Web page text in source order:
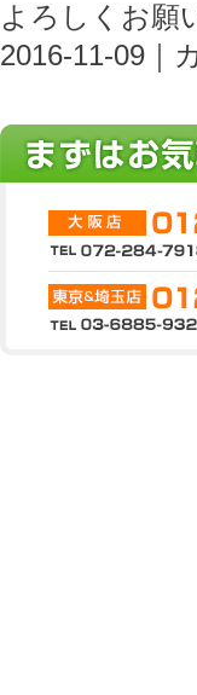
よろしくお願
2016-11-09｜